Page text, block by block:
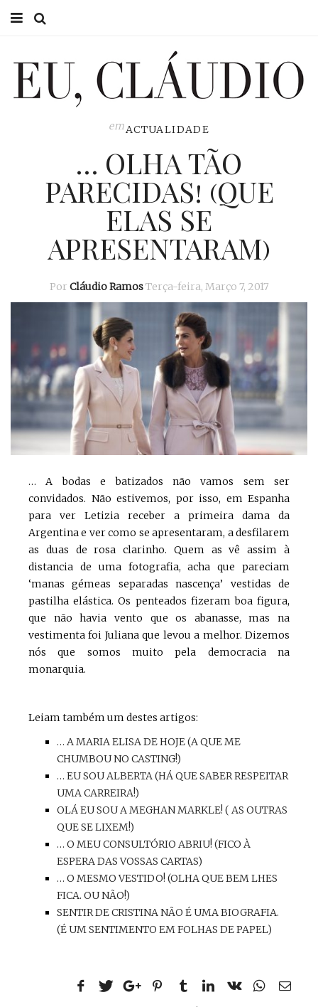
EU CLÁUDIO
EU, PAI
emACTUALIDADE
… OLHA TÃO
PARECIDAS! (QUE
ELAS SE
APRESENTARAM)
Por Cláudio RamosTerça-feira, Março 7, 2017
… A bodas e batizados não vamos sem ser
convidados. Não estivemos, por isso, em Espanha
para ver Letizia receber a primeira dama da
Argentina e ver como se apresentaram, a desfilarem
as duas de rosa clarinho. Quem as vê assim à
distancia de uma fotografia, acha que pareciam
‘manas gémeas separadas nascença’ vestidas de
pastilha elástica. Os penteados fizeram boa figura,
que não havia vento que os abanasse, mas na
vestimenta foi Juliana que levou a melhor. Dizemos
nós que somos muito pela democracia na
monarquia.
Leiam também um destes artigos:
… A MARIA ELISA DE HOJE (A QUE ME
CHUMBOU NO CASTING!)
… EU SOU ALBERTA (HÁ QUE SABER RESPEITAR
UMA CARREIRA!)
OLÁ EU SOU A MEGHAN MARKLE! ( AS OUTRAS
QUE SE LIXEM!)
… O MEU CONSULTÓRIO ABRIU! (FICO À
ESPERA DAS VOSSAS CARTAS)
… O MESMO VESTIDO! (OLHA QUE BEM LHES
FICA. OU NÃO!)
SENTIR DE CRISTINA NÃO É UMA BIOGRAFIA.
(É UM SENTIMENTO EM FOLHAS DE PAPEL)